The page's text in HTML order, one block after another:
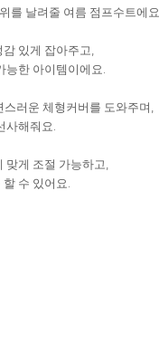
를 날려줄 여름 점프수트에요.
있게 잡아주고,
한 아이템이에요.
러운 체형커버를 도와주며,
사해줘요.
게 조절 가능하고,
수 있어요.